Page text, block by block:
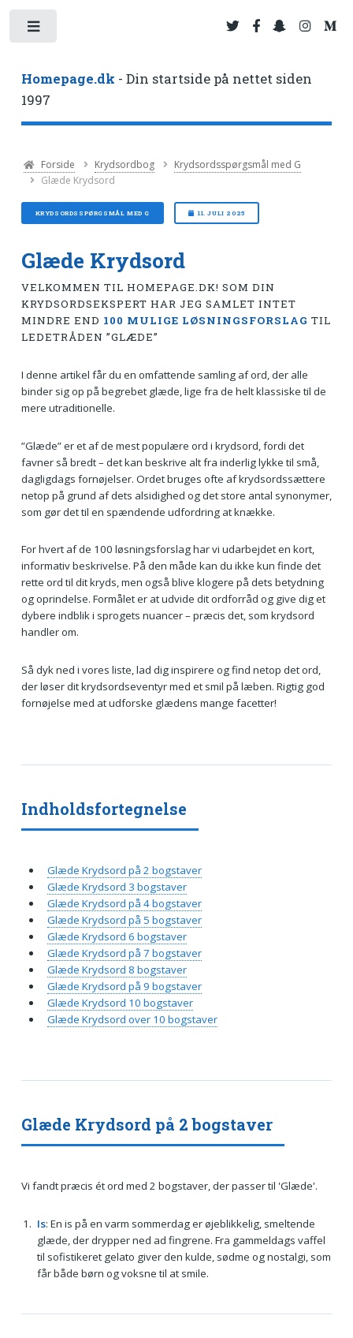
Homepage.dk - Din startside på nettet siden
1997
Forside Krydsordbog
Krydsordsspørgsmål med G
Glæde Krydsord
KRYDSORDSSPØRGSMÅL MED G 11. JULI 2025
Glæde Krydsord
VELKOMMEN TIL HOMEPAGE.DK! SOM DIN
KRYDSORDSEKSPERT HAR JEG SAMLET INTET
MINDRE END 100 MULIGE LØSNINGSFORSLAG TIL
LEDETRÅDEN ”GLÆDE”
I denne artikel får du en omfattende samling af ord, der alle
binder sig op på begrebet glæde, lige fra de helt klassiske til de
mere utraditionelle.
”Glæde” er et af de mest populære ord i krydsord, fordi det
favner så bredt – det kan beskrive alt fra inderlig lykke til små,
dagligdags fornøjelser. Ordet bruges ofte af krydsordssættere
netop på grund af dets alsidighed og det store antal synonymer,
som gør det til en spændende udfordring at knække.
For hvert af de 100 løsningsforslag har vi udarbejdet en kort,
informativ beskrivelse. På den måde kan du ikke kun finde det
rette ord til dit kryds, men også blive klogere på dets betydning
og oprindelse. Formålet er at udvide dit ordforråd og give dig et
dybere indblik i sprogets nuancer – præcis det, som krydsord
handler om.
Så dyk ned i vores liste, lad dig inspirere og find netop det ord,
der løser dit krydsordseventyr med et smil på læben. Rigtig god
fornøjelse med at udforske glædens mange facetter!
Glæde Krydsord på 2 bogstaver
Vi fandt præcis ét ord med 2 bogstaver, der passer til 'Glæde'.
Is: En is på en varm sommerdag er øjeblikkelig, smeltende
glæde, der drypper ned ad fingrene. Fra gammeldags vaffel
til sofistikeret gelato giver den kulde, sødme og nostalgi, som
får både børn og voksne til at smile.
Indholdsfortegnelse
Glæde Krydsord på 2 bogstaver
Glæde Krydsord 3 bogstaver
Glæde Krydsord på 4 bogstaver
Glæde Krydsord på 5 bogstaver
Glæde Krydsord 6 bogstaver
Glæde Krydsord på 7 bogstaver
Glæde Krydsord 8 bogstaver
Glæde Krydsord på 9 bogstaver
Glæde Krydsord 10 bogstaver
Glæde Krydsord over 10 bogstaver